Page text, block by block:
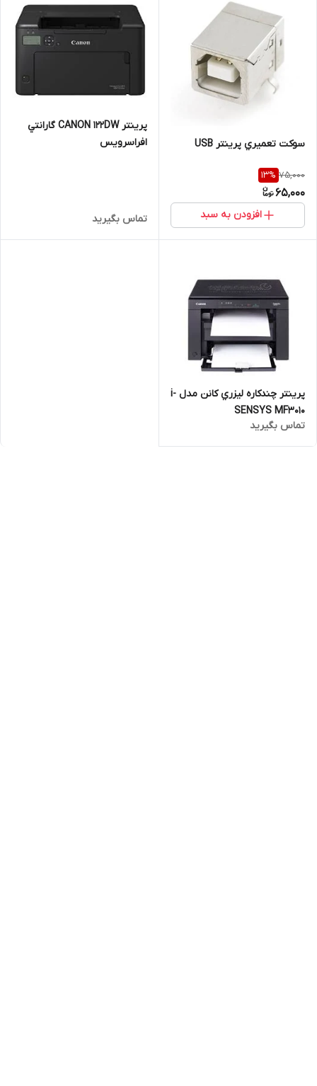
سوکت تعميري پرينتر USB
75,000
13%
65,000
افزودن به سبد
پرينتر CANON 122DW گارانتي
افراسرويس
تماس بگیرید
پرينتر چندکاره ليزري کانن مدل i-
SENSYS MF3010
تماس بگیرید